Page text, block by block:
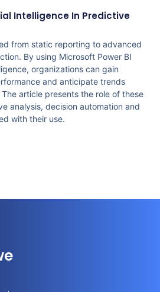
Intelligence In Predictive
from static reporting to advanced
By using Microsoft Power BI
organizations can gain
and anticipate trends
article presents the role of these
analysis, decision automation and
with their use.